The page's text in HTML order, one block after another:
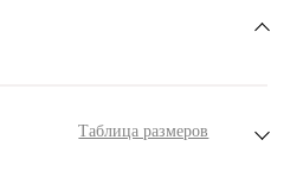
Таблица размеров